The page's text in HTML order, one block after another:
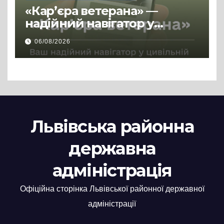
«Кар’єра ветерана» —
надійний навігатор у
цивільній професії
06/08/2026
Львівська районна
державна
адміністрація
Офіційна сторінка Львівської районної державної
адміністрації